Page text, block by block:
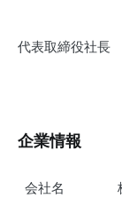
代表取締役社長
企業情報
会社名